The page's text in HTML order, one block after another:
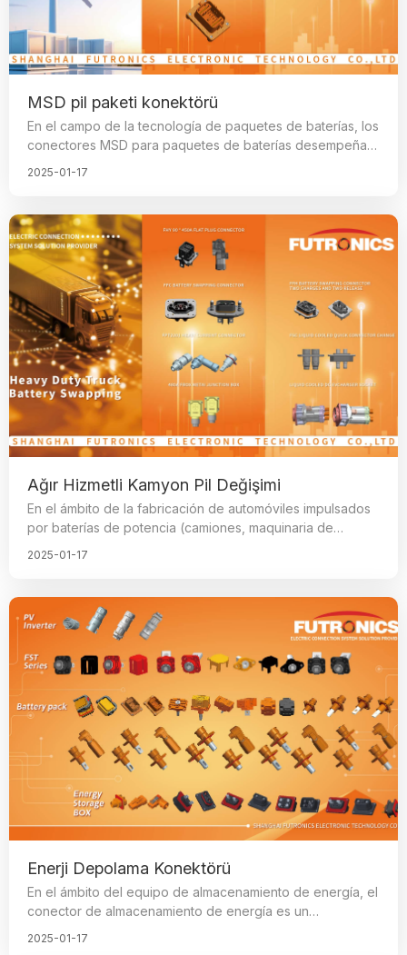
MSD pil paketi konektörü
En el campo de la tecnología de paquetes de baterías, los
conectores MSD para paquetes de baterías desempeñan
almacenamiento de energía o secciones de baterías de
potencia de vehículos eléctricos para fusionar
automáticamente o desconectar manualmente el sistema
de alto voltaje en caso de emergencia, garantizando así la
seguridad del vehículo, del personal o del sistema de
almacenamiento de energía.
2025-01-17
Ağır Hizmetli Kamyon Pil Değişimi
En el ámbito de la fabricación de automóviles impulsados
por baterías de potencia (camiones, maquinaria de
ganándose la preferencia de muchos fabricantes. En este
contexto, los conectores eléctricos juegan un papel
insustituible, ya que son componentes clave para
garantizar el funcionamiento normal del vehículo o equipo,
y su calidad y proceso de fabricación tienen un impacto
importante en el rendimiento general del automóvil.
2025-01-17
Enerji Depolama Konektörü
En el ámbito del equipo de almacenamiento de energía, el
conector de almacenamiento de energía es un
2025-01-17